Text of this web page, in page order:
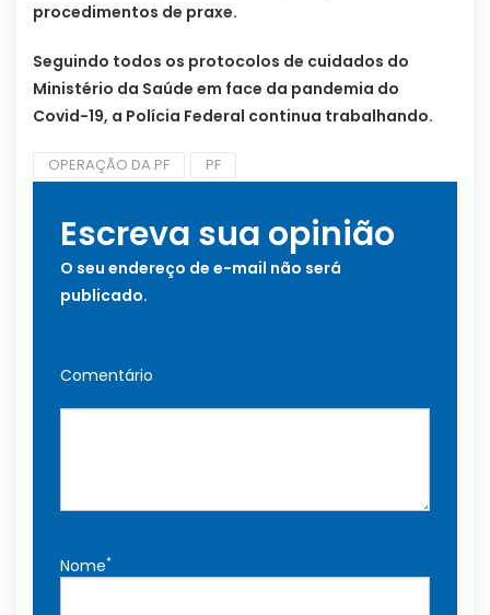
procedimentos de praxe.
Seguindo todos os protocolos de cuidados do
Ministério da Saúde em face da pandemia do
Covid-19, a Polícia Federal continua trabalhando.
OPERAÇÃO DA PF PF
Escreva sua opinião
O seu endereço de e-mail não será
publicado.
Comentário
Nome*